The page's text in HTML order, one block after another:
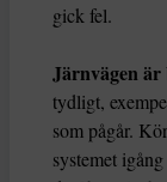
gick fel.
Järnvägen är
tydligt,
som pågår.
systemet